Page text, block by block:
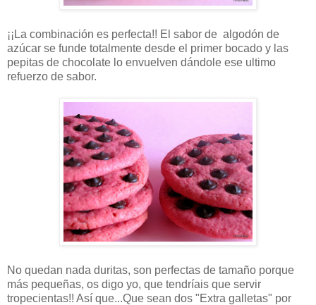
¡¡La combinación es perfecta!! El sabor de algodón de
azúcar se funde totalmente desde el primer bocado y las
pepitas de chocolate lo envuelven dándole ese ultimo
refuerzo de sabor.
No quedan nada duritas, son perfectas de tamaño porque
más pequeñas, os digo yo, que tendríais que servir
tropecientas!! Así que...Que sean dos "Extra galletas" por